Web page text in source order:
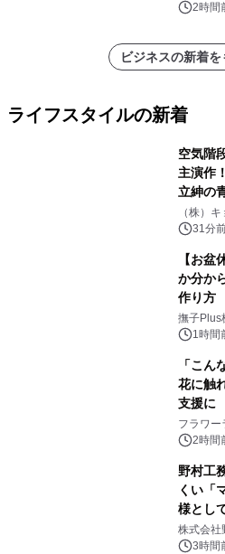
表2時間
ビジネスの新着
ライフスタイルの新着
空気階
主演作
立紳の
マジで
（株）
31分
【お盆
か分か
作り方
撫子Plus
1時間
「こん
花に触
支援に
フラワー
2時間
野村工
くい「
様とし
こだわ
株式会社
3時間